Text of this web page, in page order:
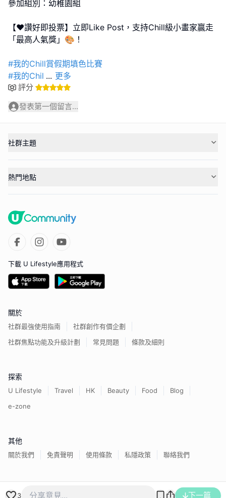
參加組別：幼稚園組
【❤️讚好即投票】立即Like Post，支持Chill級小畫家贏走
「最高人氣獎」🎨！
#我的Chill賞假期填色比賽
#我的Chil ... 更多
評分
發表第一個留言...
3 下一篇
社群主題
熱門地點
下載 U Lifestyle應用程式
關於
社群最強使用指南
社群創作有價企劃
社群焦點功能及升級計劃
常見問題 條款及細則
探索
U Lifestyle Travel HK Beauty Food
Blog
e-zone
其他
關於我們 免責聲明 使用條款 私隱政策 聯絡我們
香港經濟日報版權所有©